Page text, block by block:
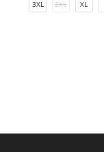
XL
2XL
3XL